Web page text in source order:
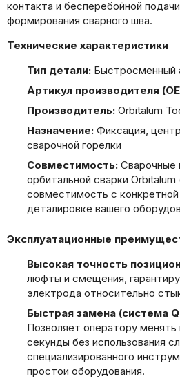
контакта и бесперебойной
формирования сварного шва.
Технические характеристики
Тип детали:Быстросменный
Артикул производителя
Производитель:Orbitalum
Назначение:Фиксация,
сварочной горелки
Совместимость:Сварочные
орбитальной сварки Orbitalum
совместимость с
деталировке вашего
Эксплуатационные
Высокая точность
люфты и смещения,
электрода относительно
Быстрая замена (система
Позволяет оператору менять
секунды без использования
специализированного
простои оборудования.